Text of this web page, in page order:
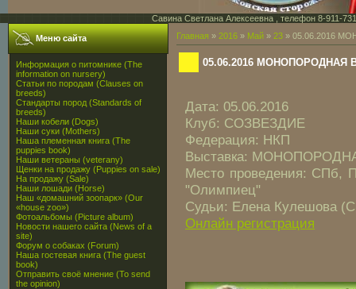
Савина Светлана Алексеевна , телефон 8-911-
Меню сайта
Информация о питомнике (The
information on nursery)
Статьи по породам (Clauses on
breeds)
Стандарты пород (Standards of
breeds)
Наши кобели (Dogs)
Наши суки (Mothers)
Наша племенная книга (The
puppies book)
Наши ветераны (veterany)
Щенки на продажу (Puppies on sale)
На продажу (Sale)
Наши лошади (Horse)
Наш «домашний зоопарк» (Our
«house zoo»)
Фотоальбомы (Picture album)
Новости нашего сайта (News of a
site)
Форум о собаках (Forum)
Наша гостевая книга (The guest
book)
Отправить своё мнение (To send
the opinion)
Главная » 2016 » Май » 23 » 05.06.2016
05.06.2016 МОНОПОРОДНАЯ
Дата: 05.06.2016
Клуб: СОЗВЕЗДИЕ
Федерация: НКП
Выставка:
Место проведения: СПб,
"Олимпиец"
Судьи: Елена Кулешова
Онлайн регистрация